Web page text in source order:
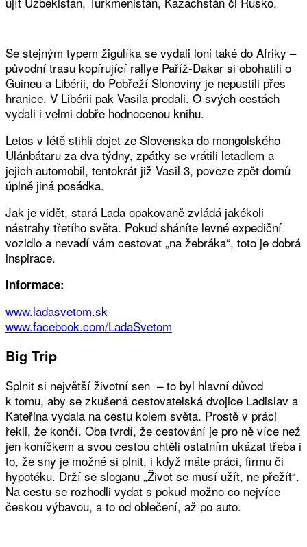
Se stejným typem žigulíka se vydali loni také do Afriky –
původní trasu kopírující rallye Paříž-Dakar si obohatili o
Guineu a Libérii, do Pobřeží Slonoviny je nepustili přes
hranice. V Libérii pak Vasila prodali. O svých cestách
vydali i velmi dobře hodnocenou knihu.
Letos v létě stihli dojet ze Slovenska do mongolského
Ulánbátaru za dva týdny, zpátky se vrátili letadlem a
jejich automobil, tentokrát již Vasil 3, poveze zpět domů
úplně jiná posádka.
Jak je vidět, stará Lada opakovaně zvládá jakékoli
nástrahy třetího světa. Pokud sháníte levné expediční
vozidlo a nevadí vám cestovat „na žebráka“, toto je dobrá
inspirace.
Informace:
www.ladasvetom.sk
www.facebook.com/LadaSvetom
Big Trip
Splnit si největší životní sen – to byl hlavní důvod
k tomu, aby se zkušená cestovatelská dvojice Ladislav a
Kateřina vydala na cestu kolem světa. Prostě v práci
řekli, že končí. Oba tvrdí, že cestování je pro ně více než
jen koníčkem a svou cestou chtěli ostatním ukázat třeba i
to, že sny je možné si plnit, i když máte práci, firmu či
hypotéku. Drží se sloganu „Život se musí užít, ne přežít“.
Na cestu se rozhodli vydat s pokud možno co nejvíce
českou výbavou, a to od oblečení, až po auto.